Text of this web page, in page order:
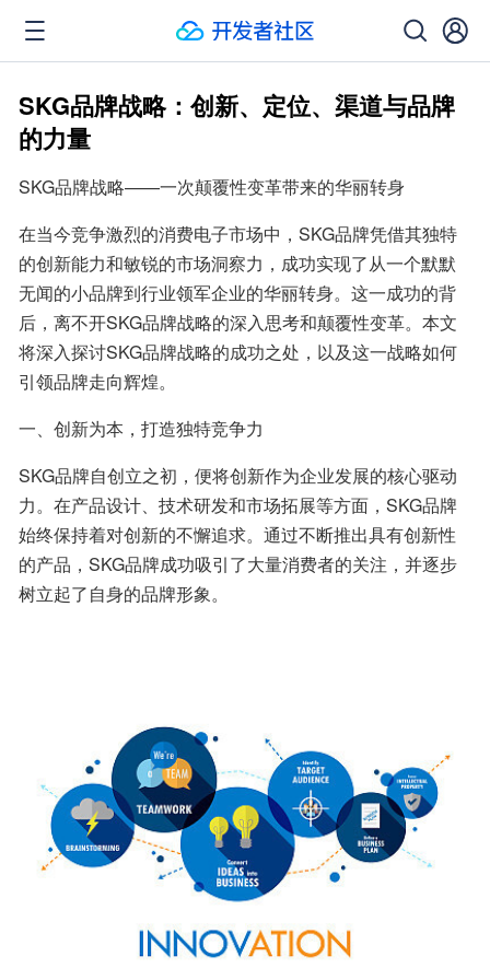
SKG品牌战略：创新、定位、渠道与品牌
的力量
SKG品牌战略——一次颠覆性变革带来的华丽转身
在当今竞争激烈的消费电子市场中，SKG品牌凭借其独特
的创新能力和敏锐的市场洞察力，成功实现了从一个默默
无闻的小品牌到行业领军企业的华丽转身。这一成功的背
后，离不开SKG品牌战略的深入思考和颠覆性变革。本文
将深入探讨SKG品牌战略的成功之处，以及这一战略如何
引领品牌走向辉煌。
一、创新为本，打造独特竞争力
SKG品牌自创立之初，便将创新作为企业发展的核心驱动
力。在产品设计、技术研发和市场拓展等方面，SKG品牌
始终保持着对创新的不懈追求。通过不断推出具有创新性
的产品，SKG品牌成功吸引了大量消费者的关注，并逐步
树立起了自身的品牌形象。